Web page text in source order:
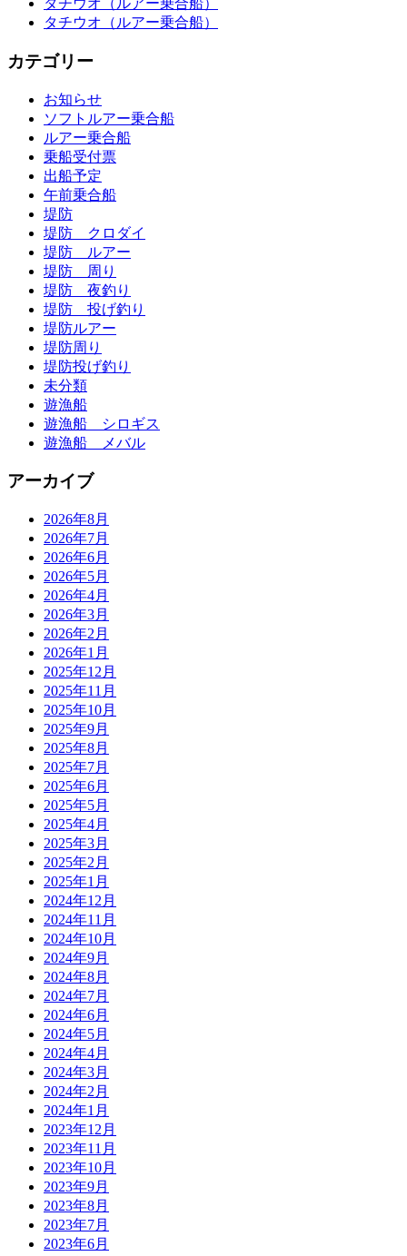
タチウオ（ルアー乗合船）
タチウオ（ルアー乗合船）
カテゴリー
お知らせ
ソフトルアー乗合船
ルアー乗合船
乗船受付票
出船予定
午前乗合船
堤防
堤防 クロダイ
堤防 ルアー
堤防 周り
堤防 夜釣り
堤防 投げ釣り
堤防ルアー
堤防周り
堤防投げ釣り
未分類
遊漁船
遊漁船 シロギス
遊漁船 メバル
アーカイブ
2026年8月
2026年7月
2026年6月
2026年5月
2026年4月
2026年3月
2026年2月
2026年1月
2025年12月
2025年11月
2025年10月
2025年9月
2025年8月
2025年7月
2025年6月
2025年5月
2025年4月
2025年3月
2025年2月
2025年1月
2024年12月
2024年11月
2024年10月
2024年9月
2024年8月
2024年7月
2024年6月
2024年5月
2024年4月
2024年3月
2024年2月
2024年1月
2023年12月
2023年11月
2023年10月
2023年9月
2023年8月
2023年7月
2023年6月